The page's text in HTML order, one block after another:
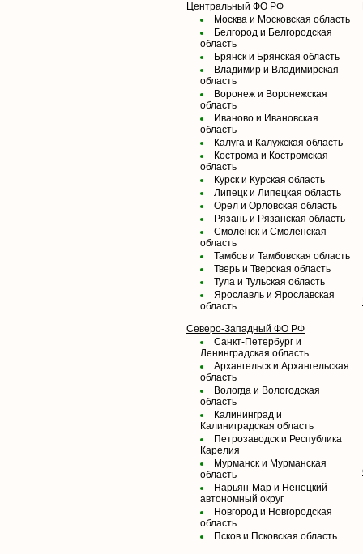
Центральный ФО РФ
Москва и Московская область
Белгород и Белгородская
область
Брянск и Брянская область
Владимир и Владимирская
область
Воронеж и Воронежская
область
Иваново и Ивановская
область
Калуга и Калужская область
Кострома и Костромская
область
Курск и Курская область
Липецк и Липецкая область
Орел и Орловская область
Рязань и Рязанская область
Смоленск и Смоленская
область
Тамбов и Тамбовская область
Тверь и Тверская область
Тула и Тульская область
Ярославль и Ярославская
область
Северо-Западный ФО РФ
Санкт-Петербург и
Ленинградская область
Архангельск и Архангельская
область
Вологда и Вологодская
область
Калининград и
Калиниградская область
Петрозаводск и Республика
Карелия
Мурманск и Мурманская
область
Нарьян-Мар и Ненецкий
автономный округ
Новгород и Новгородская
область
Псков и Псковская область